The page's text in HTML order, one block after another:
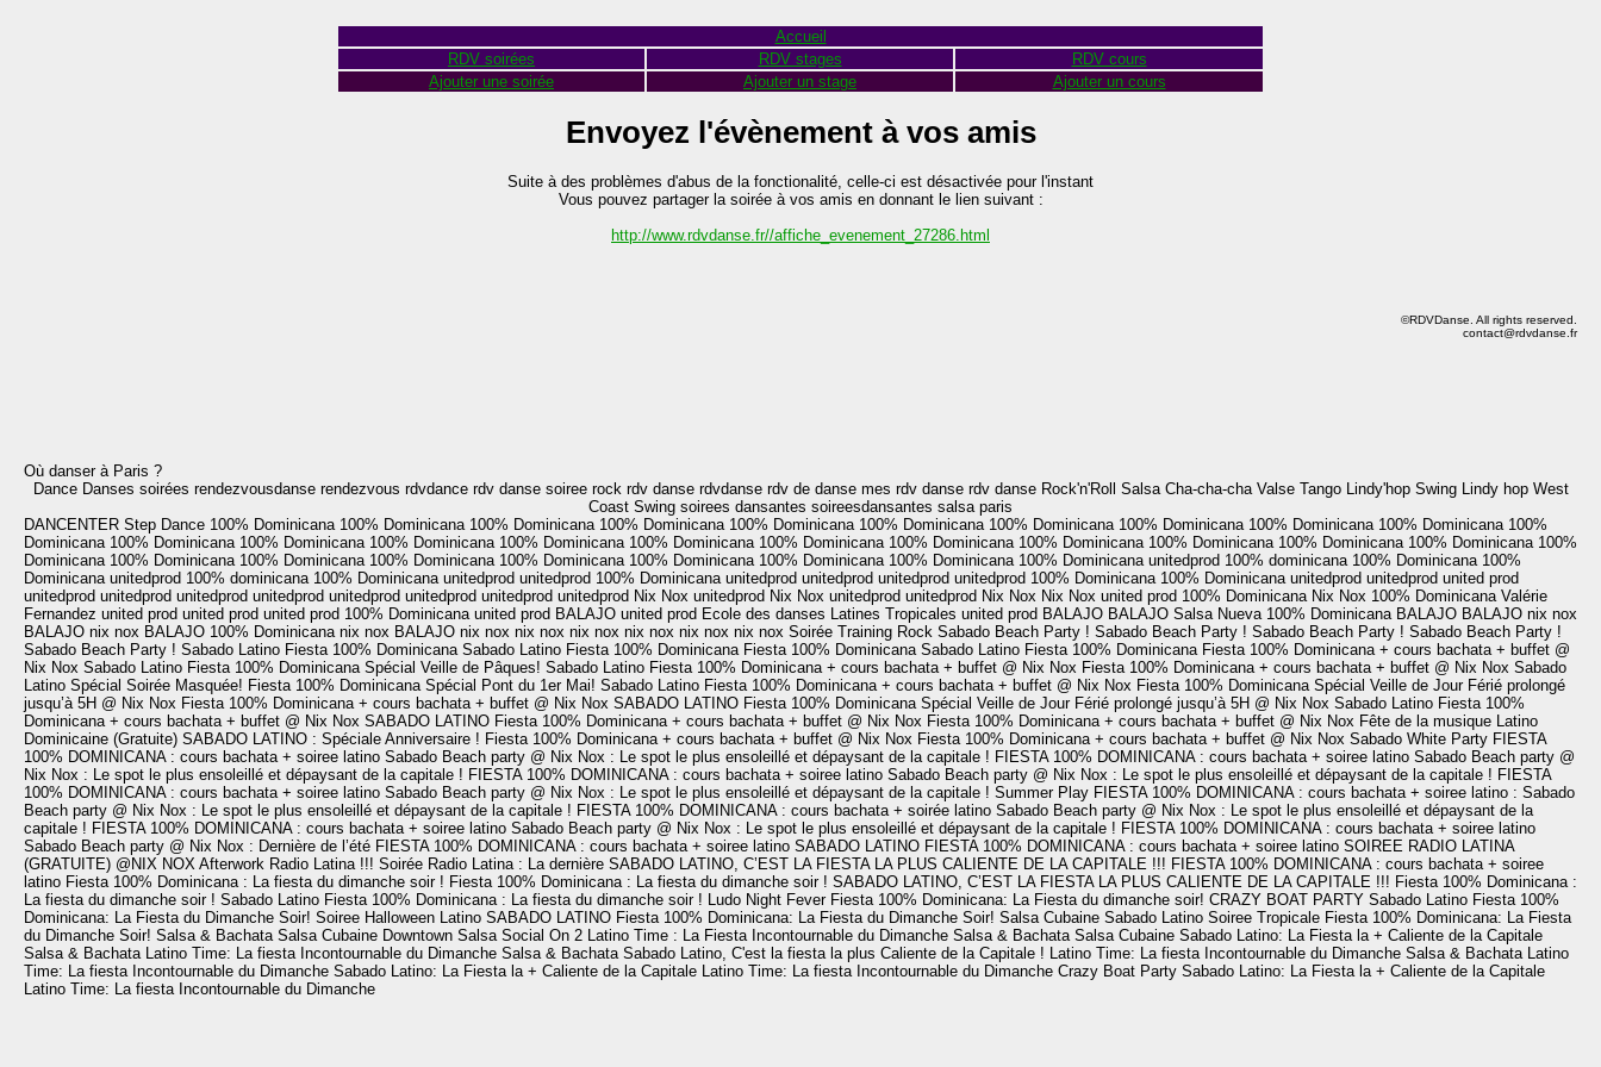
Accueil
RDV soirées
RDV stages
RDV cours
Ajouter une soirée
Ajouter un stage Ajouter un cours
Envoyez l'évènement à vos amis
Suite à des problèmes d'abus de la fonctionalité, celle-ci est désactivée pour l'instant
Vous pouvez partager la soirée à vos amis en donnant le lien suivant :
http://www.rdvdanse.fr//affiche_evenement_27286.html
©RDVDanse. All rights reserved.
contact@rdvdanse.fr
Où danser à Paris ?
Dance Danses soirées rendezvousdanse rendezvous rdvdance rdv danse soiree rock rdv danse rdvdanse rdv de danse mes rdv danse rdv danse Rock'n'Roll Salsa Cha-cha-cha Valse Tango Lindy'hop Swing Lindy hop West
Coast Swing soirees dansantes soireesdansantes salsa paris
DANCENTER Step Dance 100% Dominicana 100% Dominicana 100% Dominicana 100% Dominicana 100% Dominicana 100% Dominicana 100% Dominicana 100% Dominicana 100% Dominicana 100% Dominicana 100%
Dominicana 100% Dominicana 100% Dominicana 100% Dominicana 100% Dominicana 100% Dominicana 100% Dominicana 100% Dominicana 100% Dominicana 100% Dominicana 100% Dominicana 100% Dominicana 100%
Dominicana 100% Dominicana 100% Dominicana 100% Dominicana 100% Dominicana 100% Dominicana 100% Dominicana 100% Dominicana 100% Dominicana unitedprod 100% dominicana 100% Dominicana 100%
Dominicana unitedprod 100% dominicana 100% Dominicana unitedprod unitedprod 100% Dominicana unitedprod unitedprod unitedprod unitedprod 100% Dominicana 100% Dominicana unitedprod unitedprod united prod
unitedprod unitedprod unitedprod unitedprod unitedprod unitedprod unitedprod unitedprod Nix Nox unitedprod Nix Nox unitedprod unitedprod Nix Nox Nix Nox united prod 100% Dominicana Nix Nox 100% Dominicana Valérie
Fernandez united prod united prod united prod 100% Dominicana united prod BALAJO united prod Ecole des danses Latines Tropicales united prod BALAJO BALAJO Salsa Nueva 100% Dominicana BALAJO BALAJO nix nox
BALAJO nix nox BALAJO 100% Dominicana nix nox BALAJO nix nox nix nox nix nox nix nox nix nox nix nox Soirée Training Rock Sabado Beach Party ! Sabado Beach Party ! Sabado Beach Party ! Sabado Beach Party !
Sabado Beach Party ! Sabado Latino Fiesta 100% Dominicana Sabado Latino Fiesta 100% Dominicana Fiesta 100% Dominicana Sabado Latino Fiesta 100% Dominicana Fiesta 100% Dominicana + cours bachata + buffet @
Nix Nox Sabado Latino Fiesta 100% Dominicana Spécial Veille de Pâques! Sabado Latino Fiesta 100% Dominicana + cours bachata + buffet @ Nix Nox Fiesta 100% Dominicana + cours bachata + buffet @ Nix Nox Sabado
Latino Spécial Soirée Masquée! Fiesta 100% Dominicana Spécial Pont du 1er Mai! Sabado Latino Fiesta 100% Dominicana + cours bachata + buffet @ Nix Nox Fiesta 100% Dominicana Spécial Veille de Jour Férié prolongé
jusqu’à 5H @ Nix Nox Fiesta 100% Dominicana + cours bachata + buffet @ Nix Nox SABADO LATINO Fiesta 100% Dominicana Spécial Veille de Jour Férié prolongé jusqu’à 5H @ Nix Nox Sabado Latino Fiesta 100%
Dominicana + cours bachata + buffet @ Nix Nox SABADO LATINO Fiesta 100% Dominicana + cours bachata + buffet @ Nix Nox Fiesta 100% Dominicana + cours bachata + buffet @ Nix Nox Fête de la musique Latino
Dominicaine (Gratuite) SABADO LATINO : Spéciale Anniversaire ! Fiesta 100% Dominicana + cours bachata + buffet @ Nix Nox Fiesta 100% Dominicana + cours bachata + buffet @ Nix Nox Sabado White Party FIESTA
100% DOMINICANA : cours bachata + soiree latino Sabado Beach party @ Nix Nox : Le spot le plus ensoleillé et dépaysant de la capitale ! FIESTA 100% DOMINICANA : cours bachata + soiree latino Sabado Beach party @
Nix Nox : Le spot le plus ensoleillé et dépaysant de la capitale ! FIESTA 100% DOMINICANA : cours bachata + soiree latino Sabado Beach party @ Nix Nox : Le spot le plus ensoleillé et dépaysant de la capitale ! FIESTA
100% DOMINICANA : cours bachata + soiree latino Sabado Beach party @ Nix Nox : Le spot le plus ensoleillé et dépaysant de la capitale ! Summer Play FIESTA 100% DOMINICANA : cours bachata + soiree latino : Sabado
Beach party @ Nix Nox : Le spot le plus ensoleillé et dépaysant de la capitale ! FIESTA 100% DOMINICANA : cours bachata + soirée latino Sabado Beach party @ Nix Nox : Le spot le plus ensoleillé et dépaysant de la
capitale ! FIESTA 100% DOMINICANA : cours bachata + soiree latino Sabado Beach party @ Nix Nox : Le spot le plus ensoleillé et dépaysant de la capitale ! FIESTA 100% DOMINICANA : cours bachata + soiree latino
Sabado Beach party @ Nix Nox : Dernière de l’été FIESTA 100% DOMINICANA : cours bachata + soiree latino SABADO LATINO FIESTA 100% DOMINICANA : cours bachata + soiree latino SOIREE RADIO LATINA
(GRATUITE) @NIX NOX Afterwork Radio Latina !!! Soirée Radio Latina : La dernière SABADO LATINO, C’EST LA FIESTA LA PLUS CALIENTE DE LA CAPITALE !!! FIESTA 100% DOMINICANA : cours bachata + soiree
latino Fiesta 100% Dominicana : La fiesta du dimanche soir ! Fiesta 100% Dominicana : La fiesta du dimanche soir ! SABADO LATINO, C’EST LA FIESTA LA PLUS CALIENTE DE LA CAPITALE !!! Fiesta 100% Dominicana :
La fiesta du dimanche soir ! Sabado Latino Fiesta 100% Dominicana : La fiesta du dimanche soir ! Ludo Night Fever Fiesta 100% Dominicana: La Fiesta du dimanche soir! CRAZY BOAT PARTY Sabado Latino Fiesta 100%
Dominicana: La Fiesta du Dimanche Soir! Soiree Halloween Latino SABADO LATINO Fiesta 100% Dominicana: La Fiesta du Dimanche Soir! Salsa Cubaine Sabado Latino Soiree Tropicale Fiesta 100% Dominicana: La Fiesta
du Dimanche Soir! Salsa & Bachata Salsa Cubaine Downtown Salsa Social On 2 Latino Time : La Fiesta Incontournable du Dimanche Salsa & Bachata Salsa Cubaine Sabado Latino: La Fiesta la + Caliente de la Capitale
Salsa & Bachata
Latino Time: La fiesta Incontournable du Dimanche Salsa & Bachata Sabado Latino, C'est la fiesta la plus Caliente de la Capitale ! Latino Time: La fiesta Incontournable du Dimanche Salsa & Bachata
Latino
Time: La fiesta Incontournable du Dimanche Sabado Latino: La Fiesta la + Caliente de la Capitale Latino Time: La fiesta Incontournable du Dimanche Crazy Boat Party Sabado Latino: La Fiesta la + Caliente de la Capitale
Latino Time: La fiesta Incontournable du Dimanche